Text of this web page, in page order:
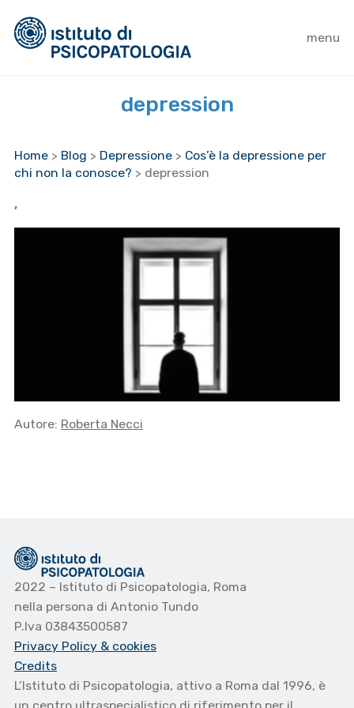
menu
depression
Home > Blog > Depressione > Cos’è la depressione per
chi non la conosce? > depression
,
Autore: Roberta Necci
2022 – Istituto di Psicopatologia, Roma
nella persona di Antonio Tundo
P.Iva 03843500587
Privacy Policy & cookies
Credits
L’Istituto di Psicopatologia, attivo a Roma dal 1996, è